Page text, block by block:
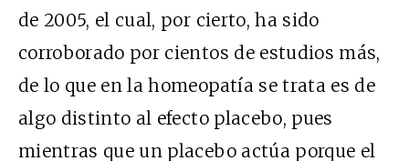
de 2005, el cual, por cierto, ha sido
corroborado por cientos de estudios más,
de lo que en la homeopatía se trata es de
algo distinto al efecto placebo, pues
mientras que un placebo actúa porque el